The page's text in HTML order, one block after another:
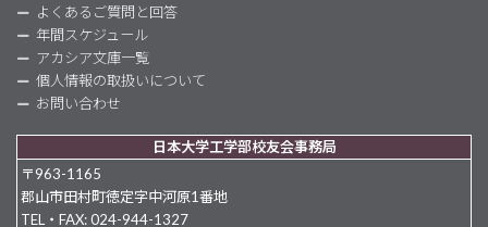
よくあるご質問と回答
年間スケジュール
アカシア文庫一覧
個人情報の取扱いについて
お問い合わせ
日本大学工学部校友会事務局
〒963-1165
郡山市田村町徳定字中河原1番地
TEL・FAX: 024-944-1327